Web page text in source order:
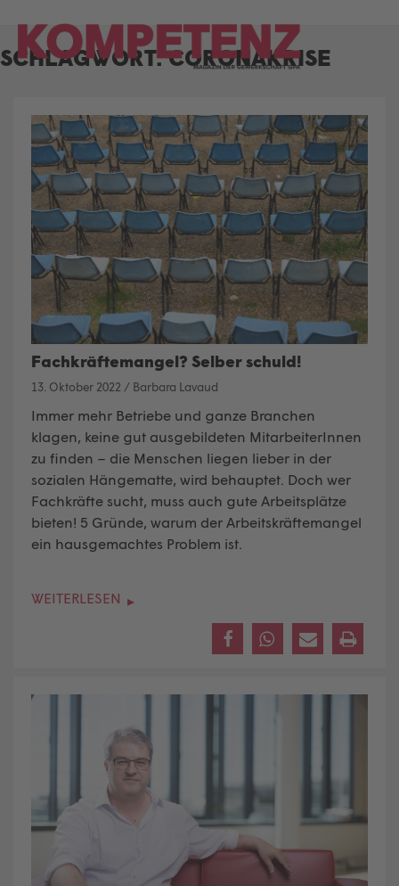
content
SCHLAGWORT:CORONAKRISE
Fachkräftemangel? Selber schuld!
13. Oktober 2022 / Barbara Lavaud
Immer mehr Betriebe und ganze Branchen
klagen, keine gut ausgebildeten MitarbeiterInnen
zu finden – die Menschen liegen lieber in der
sozialen Hängematte, wird behauptet. Doch wer
Fachkräfte sucht, muss auch gute Arbeitsplätze
bieten! 5 Gründe, warum der Arbeitskräftemangel
ein hausgemachtes Problem ist.
WEITERLESEN